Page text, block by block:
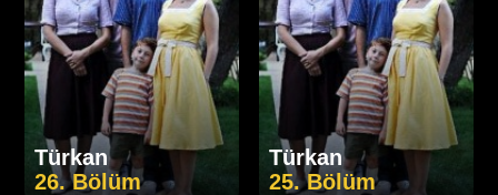
Türkan
26. Bölüm
Türkan
25. Bölüm